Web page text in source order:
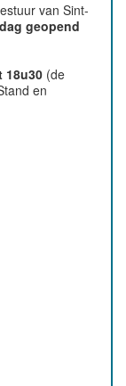
van Sint-
geopend
18u30 (de
en